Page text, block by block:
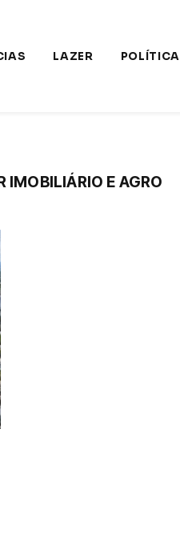
LAZER POLÍTICA
IMOBILIÁRIO E AGRO